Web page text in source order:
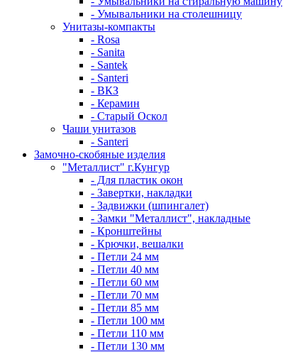
- Умывальники на столешницу
Унитазы-компакты
- Rosa
- Sanita
- Santek
- Santeri
- ВКЗ
- Керамин
- Старый Оскол
Чаши унитазов
- Santeri
Замочно-скобяные изделия
"Металлист" г.Кунгур
- Для пластик окон
- Завертки, накладки
- Задвижки (шпингалет)
- Замки "Металлист", накладные
- Кронштейны
- Крючки, вешалки
- Петли 24 мм
- Петли 40 мм
- Петли 60 мм
- Петли 70 мм
- Петли 85 мм
- Петли 100 мм
- Петли 110 мм
- Петли 130 мм